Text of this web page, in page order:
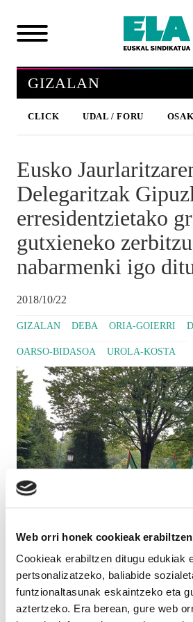
Web orri honek cookieak
Cookieak erabiltzen ditugu edukiak
pertsonalizatzeko, baliabide
funtzionaltasunak eskaintzeko eta
aztertzeko. Era berean, gure web
GIZALAN
CLICK UDAL / FORU
Eusko
Delegaritzak
erresidentzietako
gutxieneko
nabarmenki igo
2018/10/22
GIZALAN DEBA ORIA-GOIERRI
OARSO-BIDASOA UROLA-KOSTA
ELAk Gipuzkoako eguneko